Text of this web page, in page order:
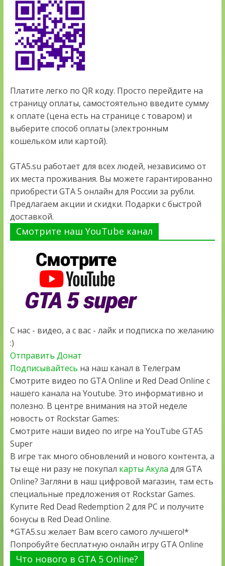
Платите легко по QR коду. Просто перейдите на
страницу оплаты, самостоятельно введите сумму
к оплате (цена есть на странице с товаром) и
выберите способ оплаты (электронным
кошельком или картой).
GTA5.su работает для всех людей, независимо от
их места проживания. Вы можете гарантированно
приобрести GTA 5 онлайн для России за рубли.
Предлагаем акции и скидки. Подарки с быстрой
доставкой.
Смотрите наш YouTube канал
С нас - видео, а с вас - лайк и подписка по желанию
:)
Отправить Донат
Подписывайтесь на наш канал в Телеграм
Смотрите видео по GTA Online и Red Dead Online с
нашего канала на Youtube. Это информативно и
полезно. В центре внимания на этой неделе
новость от Rockstar Games:
Смотрите наши видео по игре на YouTube GTA5
Super
В игре так много обновлений и нового контента, а
ты ещё ни разу не покупал карты Акула для GTA
Online? Загляни в наш цифровой магазин, там есть
специальные предложения от Rockstar Games.
Купите Red Dead Redemption 2 для PC и получите
бонусы в Red Dead Online.
*GTA5.su желает Вам всего самого лучшего!*
Попробуйте бесплатную онлайн игру GTA Online
Что нового в GTA 5 Online?